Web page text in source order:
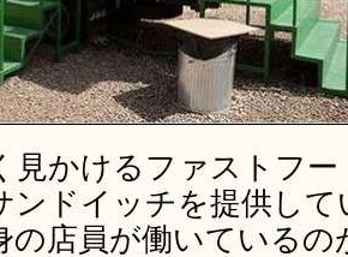
見かけるファストフ
ンドイッチを提供し
の店員が働いている